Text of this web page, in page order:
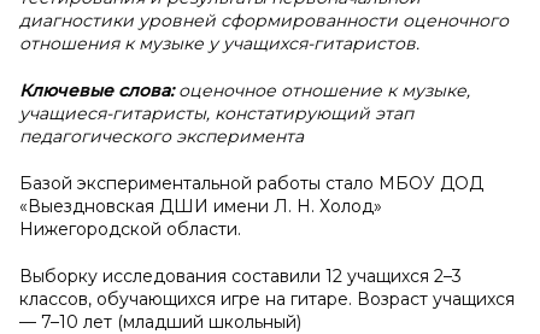
диагностики уровней сформированности оценочного
отношения к музыке у учащихся-гитаристов.
Ключевые слова:оценочное отношение к музыке,
учащиеся-гитаристы, констатирующий этап
педагогического эксперимента
Базой экспериментальной работы стало МБОУ ДОД
«Выездновская ДШИ имени Л. Н. Холод»
Нижегородской области.
Выборку исследования составили 12 учащихся 2–3
классов, обучающихся игре на гитаре. Возраст учащихся
— 7–10 лет (младший школьный)